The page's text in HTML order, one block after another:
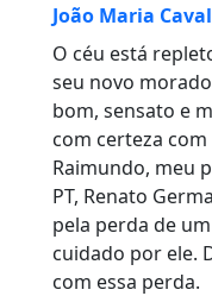
João Maria
O céu está
seu novo
bom, sensato e
com certeza
Raimundo, meu
PT, Renato
pela perda de
cuidado por ele.
com essa perda.